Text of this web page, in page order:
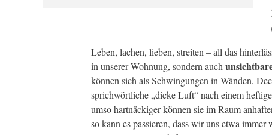
Leben, lachen, lieben, streiten – all das
in unserer Wohnung, sondern auch
können sich als Schwingungen in Wänden,
sprichwörtliche „dicke Luft“ nach einem
umso hartnäckiger können sie im Raum
so kann es passieren, dass wir uns etwa